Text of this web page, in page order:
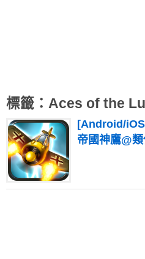
標籤：Aces of the
[Android/
帝國神鷹@